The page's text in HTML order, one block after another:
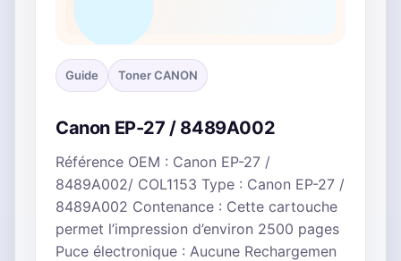
Guide Toner CANON
Canon EP-27 / 8489A002
Référence OEM : Canon EP-27 /
8489A002/ COL1153 Type : Canon EP-27 /
8489A002 Contenance : Cette cartouche
permet l’impression d’environ 2500 pages
Puce électronique : Aucune Rechargemen